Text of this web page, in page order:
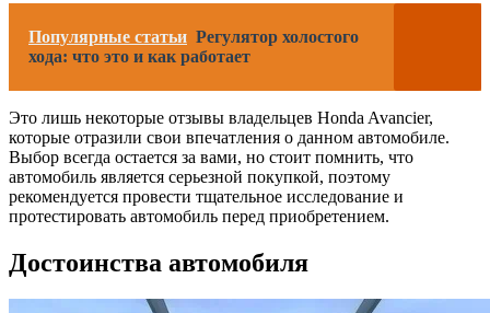
Популярные статьи Регулятор холостого
хода: что это и как работает
Это лишь некоторые отзывы владельцев Honda Avancier,
которые отразили свои впечатления о данном автомобиле.
Выбор всегда остается за вами, но стоит помнить, что
автомобиль является серьезной покупкой, поэтому
рекомендуется провести тщательное исследование и
протестировать автомобиль перед приобретением.
Достоинства автомобиля